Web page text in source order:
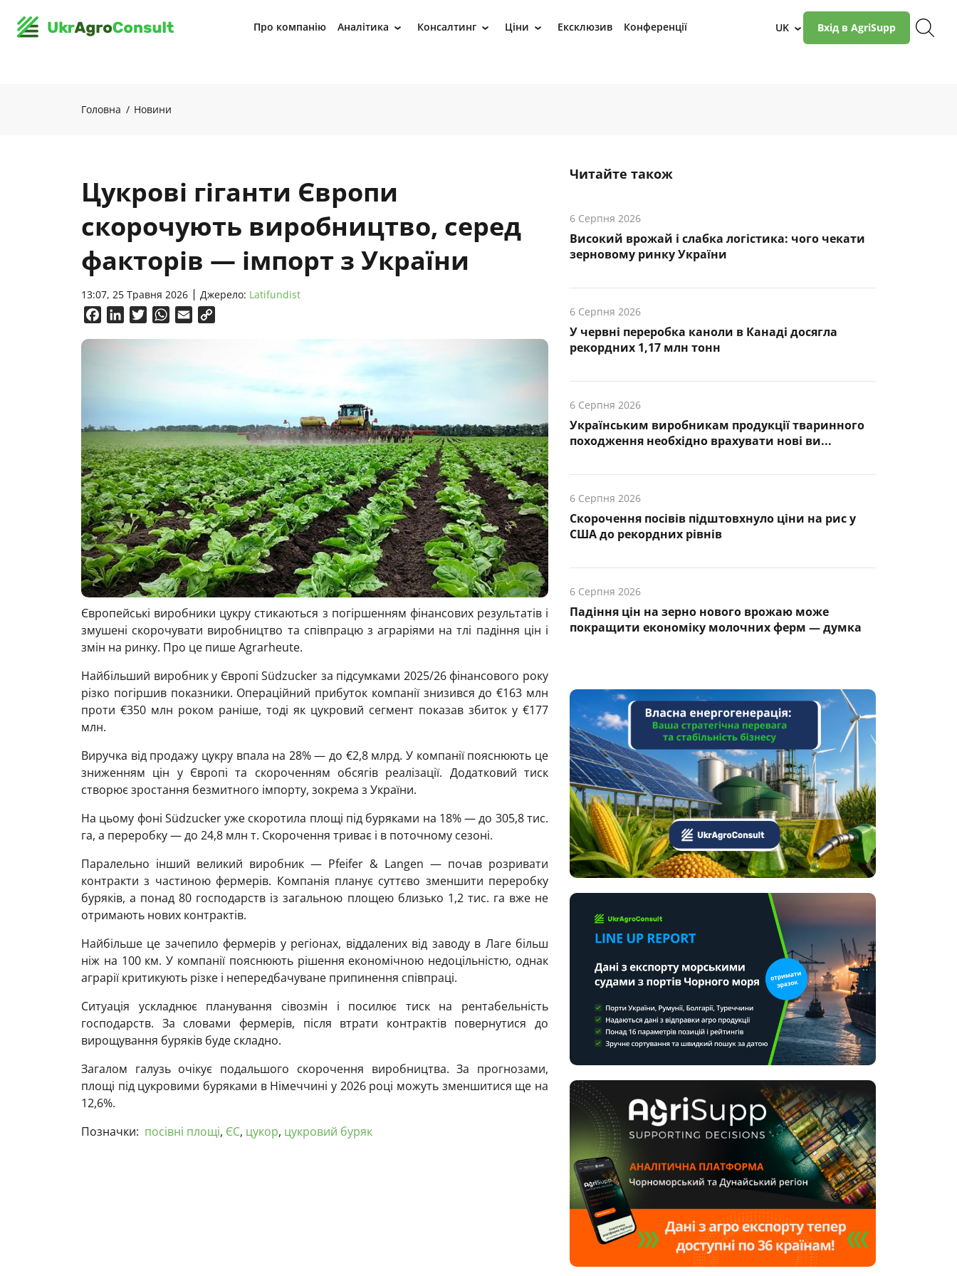
Про компанію Аналітика › Консалтинг › Ціни › Ексклюзив Конференції UK › Вхід в AgriSupp
Головна Новини
Цукрові гіганти Європи
скорочують виробництво, серед
факторів — імпорт з України
13:07, 25 Травня 2026 Джерело: Latifundist
FacebookLinkedInTwitterWhatsApp
Email
Європейські виробники цукру стикаються з погіршенням фінансових результатів і
змушені скорочувати виробництво та співпрацю з аграріями на тлі падіння цін і
змін на ринку. Про це пише Agrarheute.
Найбільший виробник у Європі Südzucker за підсумками 2025/26 фінансового року
різко погіршив показники. Операційний прибуток компанії знизився до €163 млн
проти €350 млн роком раніше, тоді як цукровий сегмент показав збиток у €177
млн.
Виручка від продажу цукру впала на 28% — до €2,8 млрд. У компанії пояснюють це
зниженням цін у Європі та скороченням обсягів реалізації. Додатковий тиск
створює зростання безмитного імпорту, зокрема з України.
На цьому фоні Südzucker уже скоротила площі під буряками на 18% — до 305,8 тис.
га, а переробку — до 24,8 млн т. Скорочення триває і в поточному сезоні.
Паралельно інший великий виробник — Pfeifer & Langen — почав розривати
контракти з частиною фермерів. Компанія планує суттєво зменшити переробку
буряків, а понад 80 господарств із загальною площею близько 1,2 тис. га вже не
отримають нових контрактів.
Найбільше це зачепило фермерів у регіонах, віддалених від заводу в Лаге більш
ніж на 100 км. У компанії пояснюють рішення економічною недоцільністю, однак
аграрії критикують різке і непередбачуване припинення співпраці.
Ситуація ускладнює планування сівозмін і посилює тиск на рентабельність
господарств. За словами фермерів, після втрати контрактів повернутися до
вирощування буряків буде складно.
Загалом галузь очікує подальшого скорочення виробництва. За прогнозами,
площі під цукровими буряками в Німеччині у 2026 році можуть зменшитися ще на
12,6%.
Позначки: посівні площі, ЄС, цукор, цукровий буряк
Читайте також
6 Серпня 2026
Високий врожай і слабка логістика: чого чекати
зерновому ринку України
6 Серпня 2026
У червні переробка каноли в Канаді досягла
рекордних 1,17 млн тонн
6 Серпня 2026
Українським виробникам продукції тваринного
походження необхідно врахувати нові ви...
6 Серпня 2026
Скорочення посівів підштовхнуло ціни на рис у
США до рекордних рівнів
6 Серпня 2026
Падіння цін на зерно нового врожаю може
покращити економіку молочних ферм — думка